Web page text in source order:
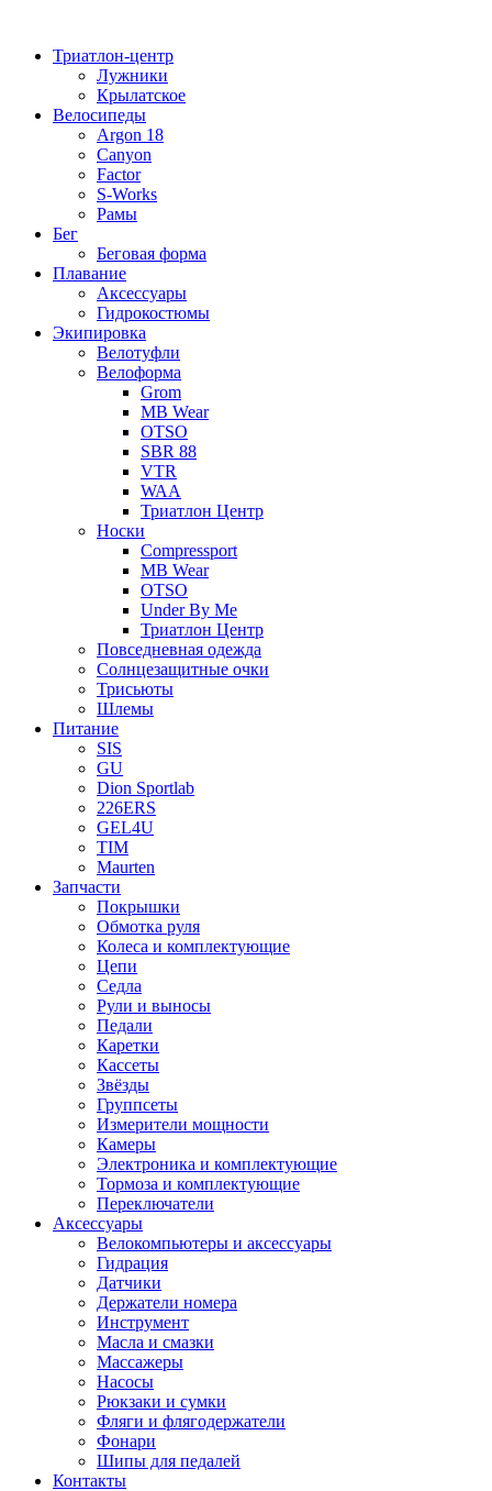
содержимому
Триатлон-центр
Лужники
Крылатское
Велосипеды
Argon 18
Canyon
Factor
S-Works
Рамы
Бег
Беговая форма
Плавание
Аксессуары
Гидрокостюмы
Экипировка
Велотуфли
Велоформа
Grom
MB Wear
OTSO
SBR 88
VTR
WAA
Триатлон Центр
Носки
Compressport
MB Wear
OTSO
Under By Me
Триатлон Центр
Повседневная одежда
Солнцезащитные очки
Трисьюты
Шлемы
Питание
SIS
GU
Dion Sportlab
226ERS
GEL4U
TIM
Maurten
Запчасти
Покрышки
Обмотка руля
Колеса и комплектующие
Цепи
Седла
Рули и выносы
Педали
Каретки
Кассеты
Звёзды
Группсеты
Измерители мощности
Камеры
Электроника и комплектующие
Тормоза и комплектующие
Переключатели
Аксессуары
Велокомпьютеры и аксессуары
Гидрация
Датчики
Держатели номера
Инструмент
Масла и смазки
Массажеры
Насосы
Рюкзаки и сумки
Фляги и флягодержатели
Фонари
Шипы для педалей
Контакты